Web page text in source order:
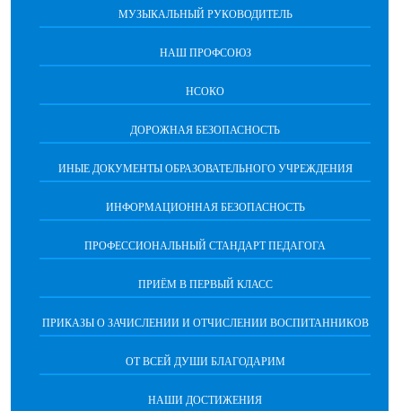
МУЗЫКАЛЬНЫЙ РУКОВОДИТЕЛЬ
НАШ ПРОФСОЮЗ
НСОКО
ДОРОЖНАЯ БЕЗОПАСНОСТЬ
ИНЫЕ ДОКУМЕНТЫ ОБРАЗОВАТЕЛЬНОГО УЧРЕЖДЕНИЯ
ИНФОРМАЦИОННАЯ БЕЗОПАСНОСТЬ
ПРОФЕССИОНАЛЬНЫЙ СТАНДАРТ ПЕДАГОГА
ПРИЁМ В ПЕРВЫЙ КЛАСС
ПРИКАЗЫ О ЗАЧИСЛЕНИИ И ОТЧИСЛЕНИИ ВОСПИТАННИКОВ
ОТ ВСЕЙ ДУШИ БЛАГОДАРИМ
НАШИ ДОСТИЖЕНИЯ